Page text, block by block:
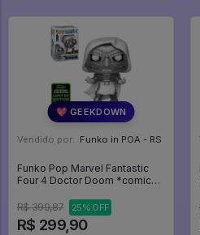
💖 GEEKDOWN
Vendido por: Funko in POA - RS
Funko Pop Marvel Fantastic
Four 4 Doctor Doom *comic
Destino - Marvel #591
R$ 399,87 25% OFF
R$ 299,90